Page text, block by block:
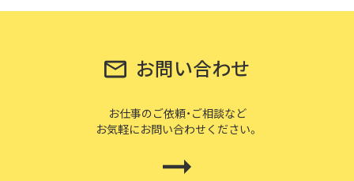
お問い合わせ
お仕事のご依頼・ご相談など
お気軽にお問い合わせください。